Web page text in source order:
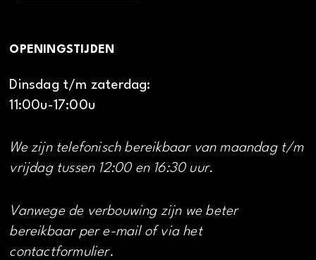
OPENINGSTIJDEN
Dinsdag t/m zaterdag:
11:00u-17:00u
We zijn telefonisch bereikbaar van maandag t/m
vrijdag tussen 12:00 en 16:30 uur.
Vanwege de verbouwing zijn we beter
bereikbaar per e-mail of via het
contactformulier.